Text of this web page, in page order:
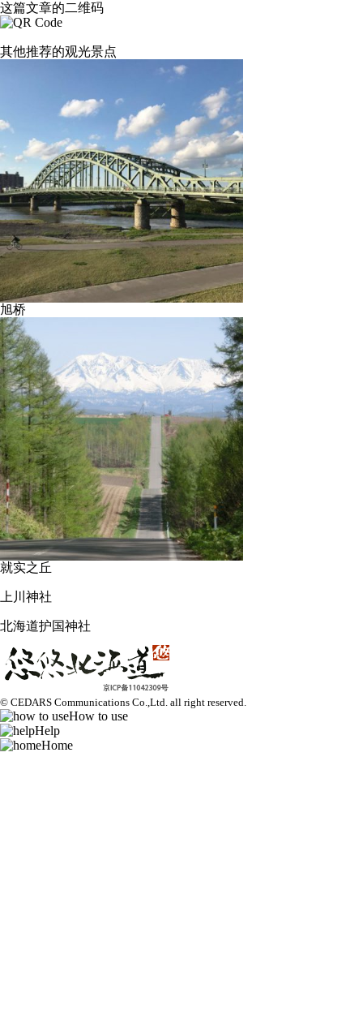
这篇文章的二维码
其他推荐的观光景点
旭桥
就实之丘
上川神社
北海道护国神社
© CEDARS Communications Co.,Ltd. all right reserved.
How to use
Help
Home